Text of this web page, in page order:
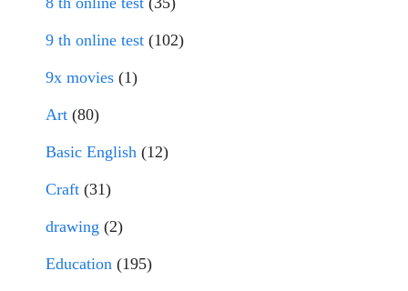
9 th online test (102)
9x movies (1)
Art (80)
Basic English (12)
Craft (31)
drawing (2)
Education (195)